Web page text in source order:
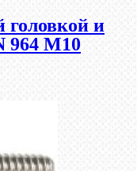
головкой и
964 М10